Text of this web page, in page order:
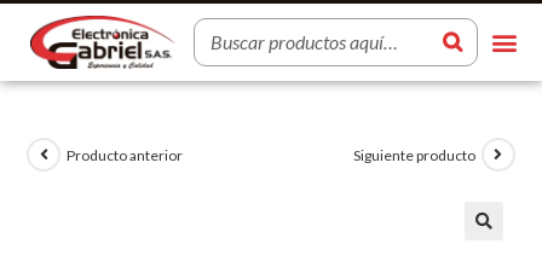
Producto anterior Siguiente producto